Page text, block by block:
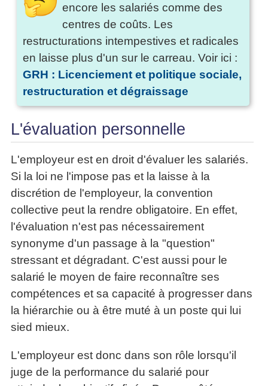
encore les salariés comme des
centres de coûts. Les
restructurations intempestives et radicales
en laisse plus d'un sur le carreau. Voir ici :
GRH : Licenciement et politique sociale,
restructuration et dégraissage
L'évaluation personnelle
L'employeur est en droit d'évaluer les salariés.
Si la loi ne l'impose pas et la laisse à la
discrétion de l'employeur, la convention
collective peut la rendre obligatoire. En effet,
l'évaluation n'est pas nécessairement
synonyme d'un passage à la "question"
stressant et dégradant. C'est aussi pour le
salarié le moyen de faire reconnaître ses
compétences et sa capacité à progresser dans
la hiérarchie ou à être muté à un poste qui lui
sied mieux.
L'employeur est donc dans son rôle lorsqu'il
juge de la performance du salarié pour